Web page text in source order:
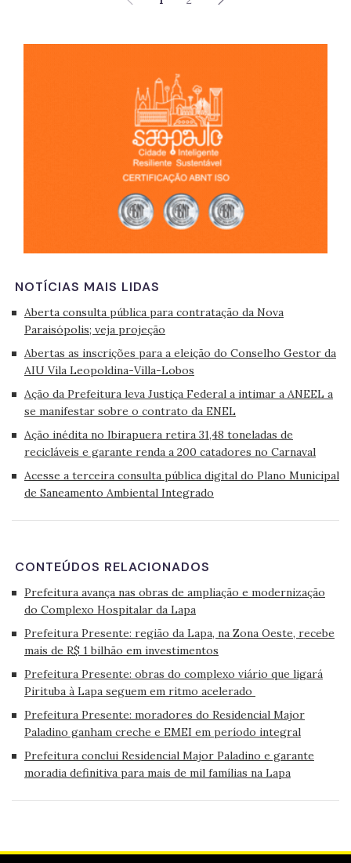
NOTÍCIAS MAIS LIDAS
Aberta consulta pública para contratação da Nova
Paraisópolis; veja projeção
Abertas as inscrições para a eleição do Conselho Gestor da
AIU Vila Leopoldina-Villa-Lobos
Ação da Prefeitura leva Justiça Federal a intimar a ANEEL a
se manifestar sobre o contrato da ENEL
Ação inédita no Ibirapuera retira 31,48 toneladas de
recicláveis e garante renda a 200 catadores no Carnaval
Acesse a terceira consulta pública digital do Plano Municipal
de Saneamento Ambiental Integrado
CONTEÚDOS RELACIONADOS
Prefeitura avança nas obras de ampliação e modernização
do Complexo Hospitalar da Lapa
Prefeitura Presente: região da Lapa, na Zona Oeste, recebe
mais de R$ 1 bilhão em investimentos
Prefeitura Presente: obras do complexo viário que ligará
Pirituba à Lapa seguem em ritmo acelerado
Prefeitura Presente: moradores do Residencial Major
Paladino ganham creche e EMEI em período integral
Prefeitura conclui Residencial Major Paladino e garante
moradia definitiva para mais de mil famílias na Lapa